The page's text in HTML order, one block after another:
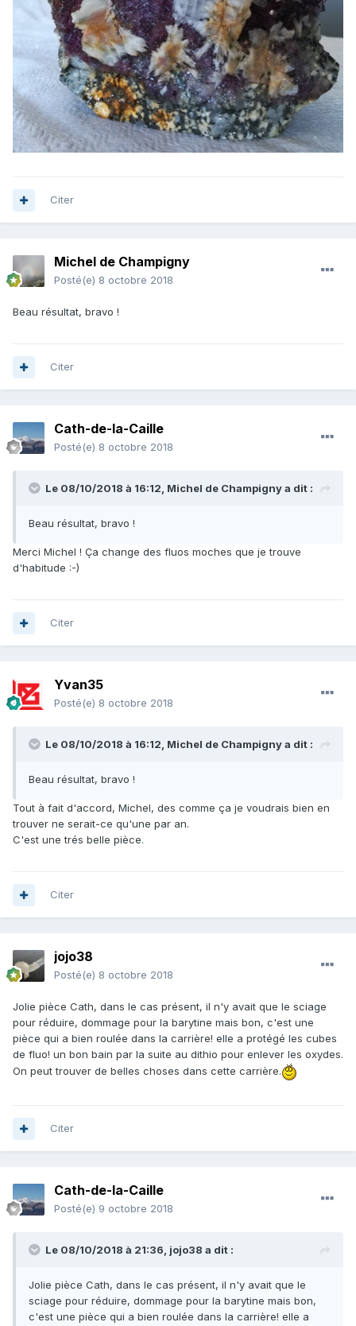
Citer
Michel de Champigny
Posté(e) 8 octobre 2018
Beau résultat, bravo !
Citer
Cath-de-la-Caille
Posté(e) 8 octobre 2018
Le 08/10/2018 à 16:12, Michel de Champignya dit :
Beau résultat, bravo !
Merci Michel ! Ça change des fluos moches que je trouve
d'habitude :-)
Citer
Yvan35
Posté(e) 8 octobre 2018
Le 08/10/2018 à 16:12, Michel de Champignya dit :
Beau résultat, bravo !
Tout à fait d'accord, Michel, des comme ça je voudrais bien en
trouver ne serait-ce qu'une par an.
C'est une trés belle pièce.
Citer
jojo38
Posté(e) 8 octobre 2018
Jolie pièce Cath, dans le cas présent, il n'y avait que le sciage
pour réduire, dommage pour la barytine mais bon, c'est une
pièce qui a bien roulée dans la carrière! elle a protégé les cubes
de fluo! un bon bain par la suite au dithio pour enlever les oxydes.
On peut trouver de belles choses dans cette carrière.
Citer
Cath-de-la-Caille
Posté(e) 9 octobre 2018
Le 08/10/2018 à 21:36, jojo38 a dit :
Jolie pièce Cath, dans le cas présent, il n'y avait que le
sciage pour réduire, dommage pour la barytine mais bon,
c'est une pièce qui a bien roulée dans la carrière! elle a